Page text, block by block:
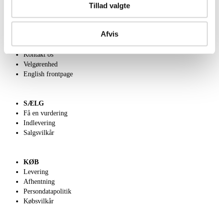
Tillad valgte
Afvis
Om Lauritz.com
Kontakt os
Velgørenhed
English frontpage
SÆLG
Få en vurdering
Indlevering
Salgsvilkår
KØB
Levering
Afhentning
Persondatapolitik
Købsvilkår